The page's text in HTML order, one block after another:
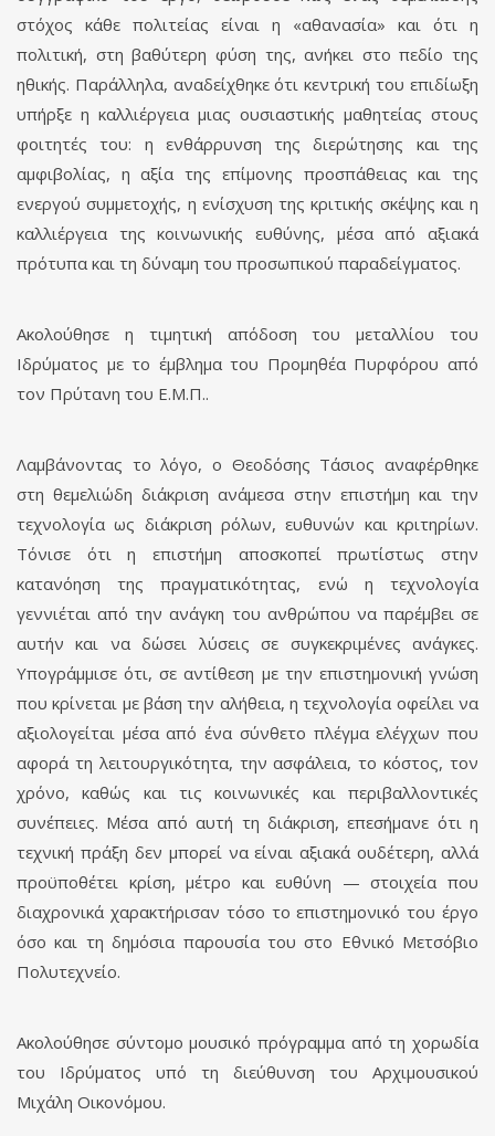
στόχος κάθε πολιτείας είναι η «αθανασία» και ότι η
πολιτική, στη βαθύτερη φύση της, ανήκει στο πεδίο της
ηθικής. Παράλληλα, αναδείχθηκε ότι κεντρική του επιδίωξη
υπήρξε η καλλιέργεια μιας ουσιαστικής μαθητείας στους
φοιτητές του: η ενθάρρυνση της διερώτησης και της
αμφιβολίας, η αξία της επίμονης προσπάθειας και της
ενεργού συμμετοχής, η ενίσχυση της κριτικής σκέψης και η
καλλιέργεια της κοινωνικής ευθύνης, μέσα από αξιακά
πρότυπα και τη δύναμη του προσωπικού παραδείγματος.
Ακολούθησε η τιμητική απόδοση του μεταλλίου του
Ιδρύματος με το έμβλημα του Προμηθέα Πυρφόρου από
τον Πρύτανη του Ε.Μ.Π..
Λαμβάνοντας το λόγο, ο Θεοδόσης Τάσιος αναφέρθηκε
στη θεμελιώδη διάκριση ανάμεσα στην επιστήμη και την
τεχνολογία ως διάκριση ρόλων, ευθυνών και κριτηρίων.
Τόνισε ότι η επιστήμη αποσκοπεί πρωτίστως στην
κατανόηση της πραγματικότητας, ενώ η τεχνολογία
γεννιέται από την ανάγκη του ανθρώπου να παρέμβει σε
αυτήν και να δώσει λύσεις σε συγκεκριμένες ανάγκες.
Υπογράμμισε ότι, σε αντίθεση με την επιστημονική γνώση
που κρίνεται με βάση την αλήθεια, η τεχνολογία οφείλει να
αξιολογείται μέσα από ένα σύνθετο πλέγμα ελέγχων που
αφορά τη λειτουργικότητα, την ασφάλεια, το κόστος, τον
χρόνο, καθώς και τις κοινωνικές και περιβαλλοντικές
συνέπειες. Μέσα από αυτή τη διάκριση, επεσήμανε ότι η
τεχνική πράξη δεν μπορεί να είναι αξιακά ουδέτερη, αλλά
προϋποθέτει κρίση, μέτρο και ευθύνη — στοιχεία που
διαχρονικά χαρακτήρισαν τόσο το επιστημονικό του έργο
όσο και τη δημόσια παρουσία του στο Εθνικό Μετσόβιο
Πολυτεχνείο.
Ακολούθησε σύντομο μουσικό πρόγραμμα από τη χορωδία
του Ιδρύματος υπό τη διεύθυνση του Αρχιμουσικού
Μιχάλη Οικονόμου.